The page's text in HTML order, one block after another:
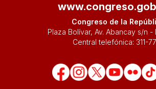
Congreso de la
Plaza Bolívar, Av. Abancay s/n -
Central telefónica: 311-